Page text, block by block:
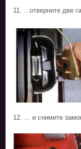
11. ...отверните две
12. ... и снимите